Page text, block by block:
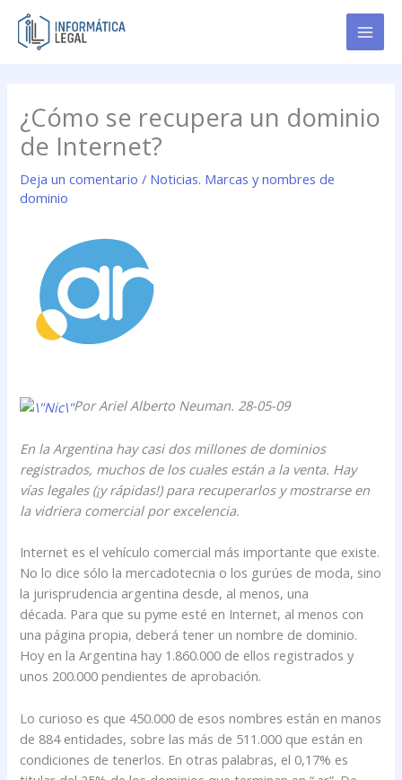
contenido
¿Cómo se recupera un dominio
de Internet?
Deja un comentario / Noticias. Marcas y nombres de
dominio
Por Ariel Alberto Neuman. 28-05-09
En la Argentina hay casi dos millones de dominios
registrados, muchos de los cuales están a la venta. Hay
vías legales (¡y rápidas!) para recuperarlos y mostrarse en
la vidriera comercial por excelencia.
Internet es el vehículo comercial más importante que existe.
No lo dice sólo la mercadotecnia o los gurúes de moda, sino
la jurisprudencia argentina desde, al menos, una
década. Para que su pyme esté en Internet, al menos con
una página propia, deberá tener un nombre de dominio.
Hoy en la Argentina hay 1.860.000 de ellos registrados y
unos 200.000 pendientes de aprobación.
Lo curioso es que 450.000 de esos nombres están en manos
de 884 entidades, sobre las más de 511.000 que están en
condiciones de tenerlos. En otras palabras, el 0,17% es